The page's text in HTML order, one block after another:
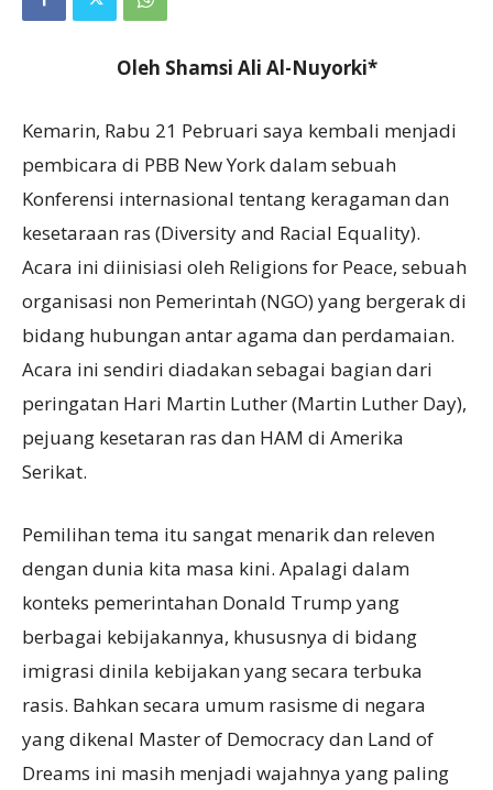
Oleh Shamsi Ali Al-Nuyorki*
Kemarin, Rabu 21 Pebruari saya kembali menjadi
pembicara di PBB New York dalam sebuah
Konferensi internasional tentang keragaman dan
kesetaraan ras (Diversity and Racial Equality).
Acara ini diinisiasi oleh Religions for Peace, sebuah
organisasi non Pemerintah (NGO) yang bergerak di
bidang hubungan antar agama dan perdamaian.
Acara ini sendiri diadakan sebagai bagian dari
peringatan Hari Martin Luther (Martin Luther Day),
pejuang kesetaran ras dan HAM di Amerika
Serikat.
Pemilihan tema itu sangat menarik dan releven
dengan dunia kita masa kini. Apalagi dalam
konteks pemerintahan Donald Trump yang
berbagai kebijakannya, khususnya di bidang
imigrasi dinila kebijakan yang secara terbuka
rasis. Bahkan secara umum rasisme di negara
yang dikenal Master of Democracy dan Land of
Dreams ini masih menjadi wajahnya yang paling